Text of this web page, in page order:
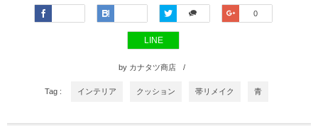
Twitter Google+
0
LINE
by カナタツ商店
Tag : インテリア クッション 帯リメイク 青